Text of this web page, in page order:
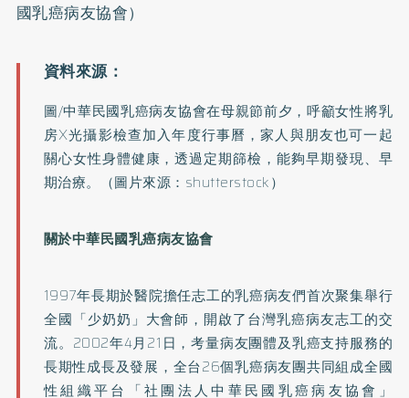
國乳癌病友協會）
圖/中華民國乳癌病友協會在母親節前夕，呼籲女性將乳
房X光攝影檢查加入年度行事曆，家人與朋友也可一起
關心女性身體健康，透過定期篩檢，能夠早期發現、早
期治療。（圖片來源：shutterstock）
關於中華民國乳癌病友協會
1997年長期於醫院擔任志工的乳癌病友們首次聚集舉行
全國「少奶奶」大會師，開啟了台灣乳癌病友志工的交
流。2002年4月21日，考量病友團體及乳癌支持服務的
長期性成長及發展，全台26個乳癌病友團共同組成全國
性組織平台「社團法人中華民國乳癌病友協會」